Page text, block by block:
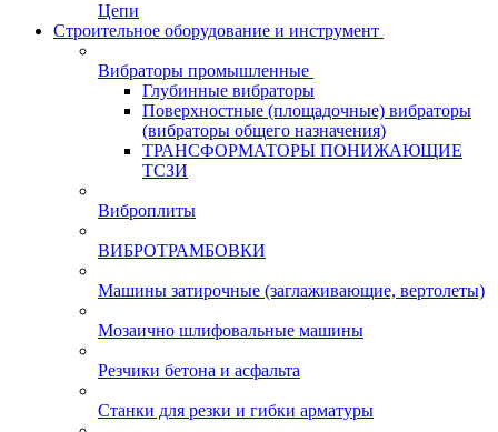
Цепи
Строительное оборудование и инструмент
Вибраторы промышленные
Глубинные вибраторы
Поверхностные (площадочные) вибраторы
(вибраторы общего назначения)
ТРАНСФОРМАТОРЫ ПОНИЖАЮЩИЕ
ТСЗИ
Виброплиты
ВИБРОТРАМБОВКИ
Машины затирочные (заглаживающие, вертолеты)
Мозаично шлифовальные машины
Резчики бетона и асфальта
Станки для резки и гибки арматуры